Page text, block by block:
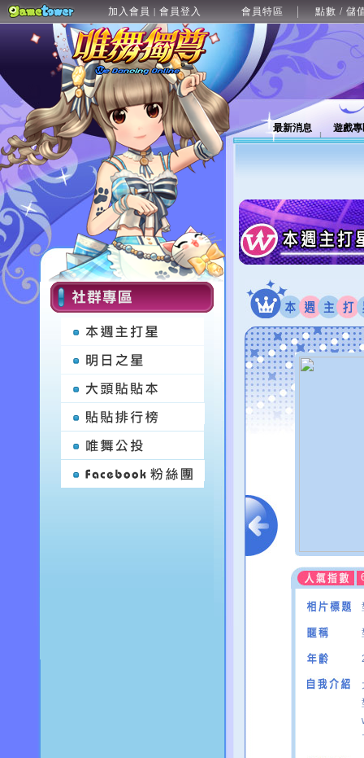
加入會員 | 會員登入 會員特區 點數 / 儲
最新消息 遊戲